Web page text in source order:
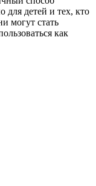
для детей и тех, кто
могут стать
как